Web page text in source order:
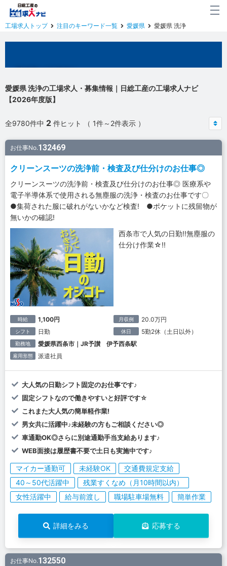
工場求人トップ 注目のキーワード一覧 愛媛県 愛媛県 洗浄
愛媛県 洗浄の工場求人・募集情報｜日総工産の工場求人ナビ
【2026年度版】
全9780件中 2 件ヒット （ 1件～2件表示 ）
お仕事No.132469
クリーンスーツの洗浄前・検査及び仕分けのお仕事◎
クリーンスーツの洗浄前・検査及び仕分けのお仕事◎ 医療系や
電子半導体系で使用される無塵服の洗浄・検査のお仕事です〇
●集荷された服に破れがないかなど検査! ●ポケットに残留物が
無いかの確認!
西条市で人気の日勤!!無塵服の
仕分け作業☆!!
時給 1,100円 月収例 20.0万円
シフト 日勤 休日 5勤2休（土日以外）
勤務地 愛媛県西条市｜JR予讃 伊予西条駅
雇用形態 派遣社員
大人気の日勤シフト固定のお仕事です♪
固定シフトなので働きやすいと好評です☆
これまた大人気の簡単軽作業!
男女共に活躍中♪未経験の方もご相談ください◎
車通勤OK◎さらに別途通勤手当支給あります♪
WEB面接は履歴書不要で土日も実施中です♪
マイカー通勤可 未経験OK
交通費規定支給
40～50代活躍中
残業すくなめ（月10時間以内）
女性活躍中
給与前渡し 職場駐車場無料 簡単作業
詳細をみる 応募する
お仕事No.132550